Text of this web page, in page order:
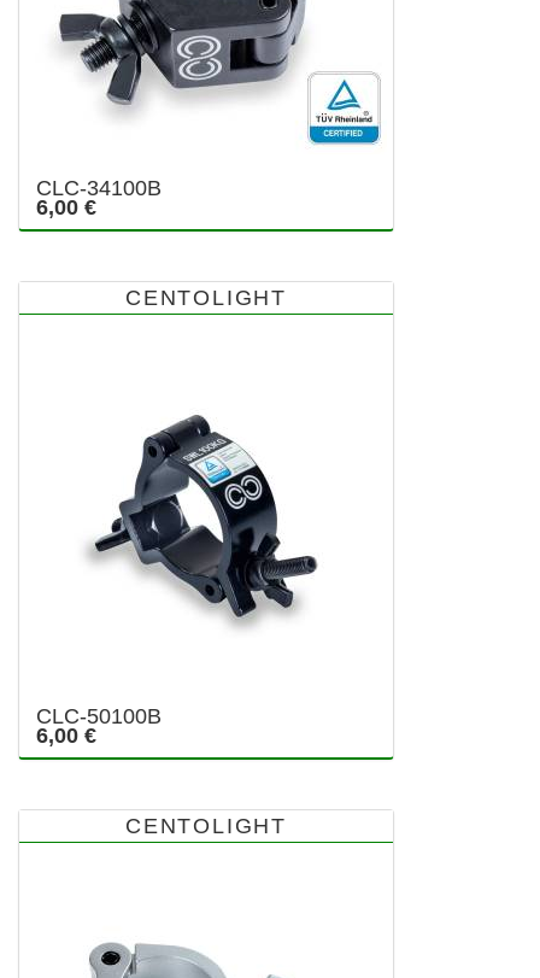
CLC-34100B
6,00 €
CENTOLIGHT
CLC-50100B
6,00 €
CENTOLIGHT